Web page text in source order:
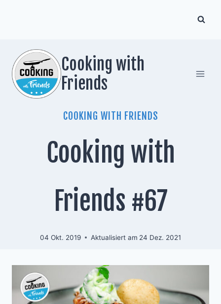
Cooking with
Friends
COOKING WITH FRIENDS
Cooking with
Friends #67
04 Okt. 2019 Aktualisiert am 24 Dez. 2021